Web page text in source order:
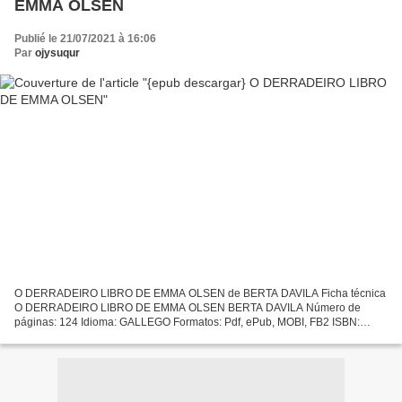
EMMA OLSEN
Publié le 21/07/2021 à 16:06
Par ojysuqur
O DERRADEIRO LIBRO DE EMMA OLSEN de BERTA DAVILA Ficha técnica
O DERRADEIRO LIBRO DE EMMA OLSEN BERTA DAVILA Número de
páginas: 124 Idioma: GALLEGO Formatos: Pdf, ePub, MOBI, FB2 ISBN:
eBook...